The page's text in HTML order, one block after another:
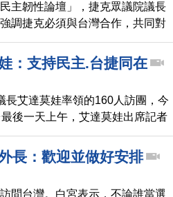
主韌性論壇」，捷克眾議院議長
調捷克必須與台灣合作，共同對
台灣將會失敗，並付出代價，失
：支持民主.台捷同在
長艾達莫娃率領的160人訪團，今
後一天上午，艾達莫娃出席記者
搭配巧思，也詢問未來台捷雙方
統是否有望會面，艾達莫娃說，
外交政策上已經很久沒有如此一
長：歡迎並做好安排
問台灣。白宮表示，不論誰當選